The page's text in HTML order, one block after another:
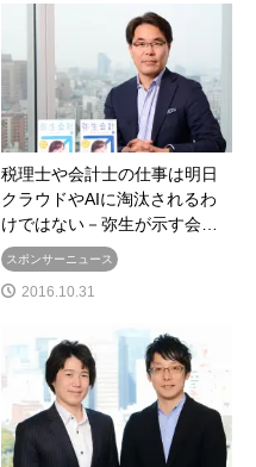
税理士や会計士の仕事は明日
クラウドやAIに淘汰されるわ
けではない－弥生が示す会…
スポンサーニュース
2016.10.31